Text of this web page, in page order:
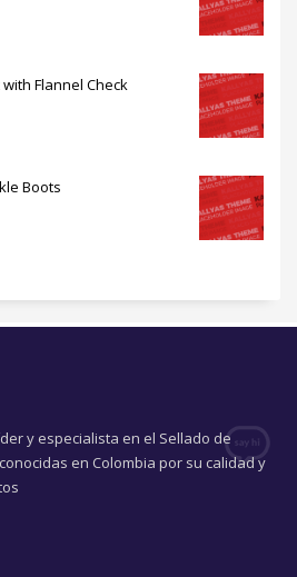
Flannel Check
Boots
y especialista en el Sellado de
en Colombia por su calidad y